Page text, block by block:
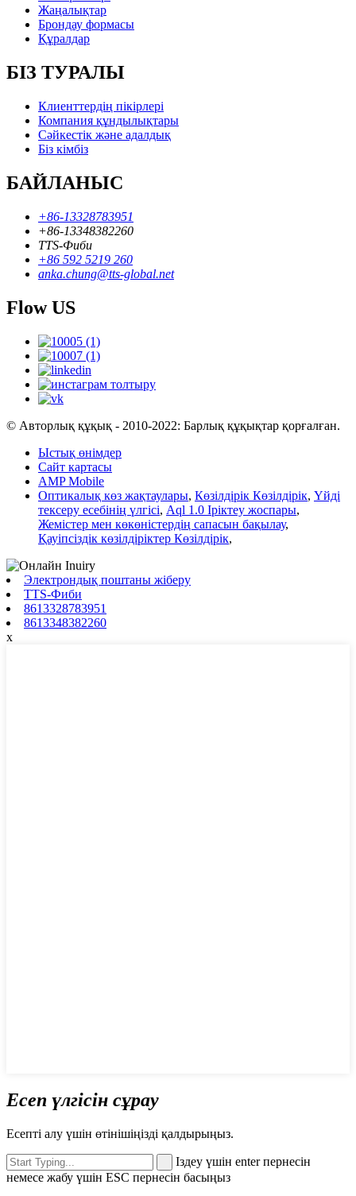
Жаңалықтар
Брондау формасы
Құралдар
БІЗ ТУРАЛЫ
Клиенттердің пікірлері
Компания құндылықтары
Сәйкестік және адалдық
Біз кімбіз
БАЙЛАНЫС
+86-13328783951
+86-13348382260
TTS-Фиби
+86 592 5219 260
anka.chung@tts-global.net
Flow US
© Авторлық құқық - 2010-2022: Барлық құқықтар қорғалған.
Ыстық өнімдер
Сайт картасы
AMP Mobile
Оптикалық көз жақтаулары, Көзілдірік Көзілдірік, Үйді
тексеру есебінің үлгісі, Aql 1.0 Іріктеу жоспары,
Жемістер мен көкөністердің сапасын бақылау,
Қауіпсіздік көзілдіріктер Көзілдірік,
Электрондық поштаны жіберу
TTS-Фиби
8613328783951
8613348382260
x
Есеп үлгісін сұрау
Есепті алу үшін өтінішіңізді қалдырыңыз.
Іздеу үшін enter пернесін
немесе жабу үшін ESC пернесін басыңыз